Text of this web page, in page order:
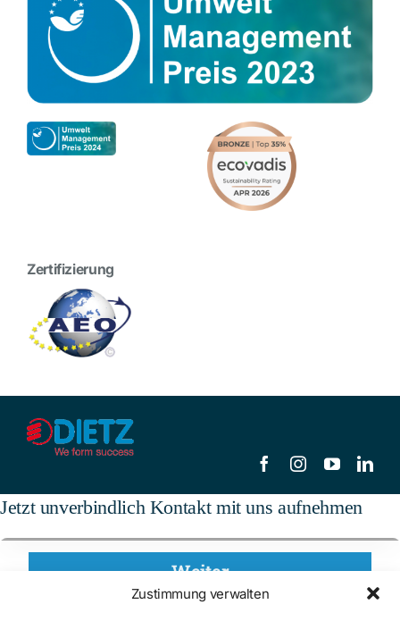
Zustimmung verwalten
Zertifizierung
Jetzt unverbindlich Kontakt mit uns aufnehmen